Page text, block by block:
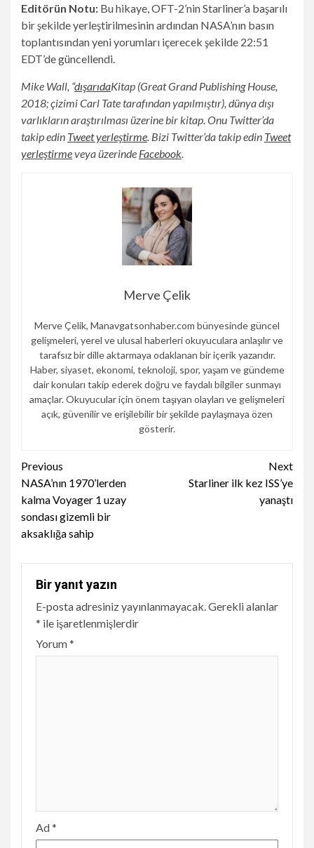
Editörün Notu: Bu hikaye, OFT-2’nin Starliner’a başarılı
bir şekilde yerleştirilmesinin ardından NASA’nın basın
toplantısından yeni yorumları içerecek şekilde 22:51
EDT’de güncellendi.
Mike Wall, “dışarıdaKitap (Great Grand Publishing House,
2018; çizimi Carl Tate tarafından yapılmıştır), dünya dışı
varlıkların araştırılması üzerine bir kitap. Onu Twitter’da
takip edin Tweet yerleştirme. Bizi Twitter’da takip edin Tweet
yerleştirmeveya üzerinde Facebook.
Merve Çelik
Merve Çelik, Manavgatsonhaber.com bünyesinde güncel
gelişmeleri, yerel ve ulusal haberleri okuyuculara anlaşılır ve
tarafsız bir dille aktarmaya odaklanan bir içerik yazarıdır.
Haber, siyaset, ekonomi, teknoloji, spor, yaşam ve gündeme
dair konuları takip ederek doğru ve faydalı bilgiler sunmayı
amaçlar. Okuyucular için önem taşıyan olayları ve gelişmeleri
açık, güvenilir ve erişilebilir bir şekilde paylaşmaya özen
gösterir.
Continue
Reading
Previous
NASA’nın 1970’lerden
kalma Voyager 1 uzay
sondası gizemli bir
aksaklığa sahip
Next
Starliner ilk kez ISS’ye
yanaştı
Bir yanıt yazın
E-posta adresiniz yayınlanmayacak. Gerekli alanlar
* ile işaretlenmişlerdir
Yorum*
Ad*